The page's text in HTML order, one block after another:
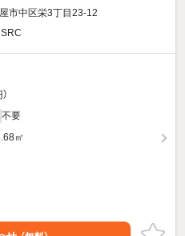
市中区栄3丁目23-12
不要
㎡